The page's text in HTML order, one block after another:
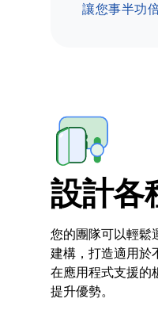
讓您事半功
設計各
您的團隊可以輕鬆
建構，打造適用於
在應用程式支援的
提升優勢。